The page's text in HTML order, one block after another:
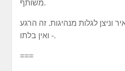
משותף.
וניצן לגלות מנהיגות. זה הרגע
- ואין בלתו.
===